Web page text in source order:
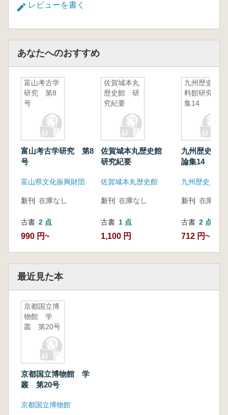
レビューを書く
あなたへのおすすめ
富山考古学
研究 第8
号
富山考古学研究 第8
号
富山県文化振興財団
新刊 在庫なし
古書 2 点
990 円~
佐賀城本丸
歴史館 研
究紀要
佐賀城本丸歴史館
研究紀要
佐賀城本丸歴史館
新刊 在庫なし
古書 1 点
1,100 円
九州歴史資
料館研究論
集14
九州歴史資
論集14
九州歴史資料
新刊 在庫なし
古書 2 点
712 円~
最近見た本
京都国立博
物館 学
叢 第20号
京都国立博物館 学
叢 第20号
京都国立博物館